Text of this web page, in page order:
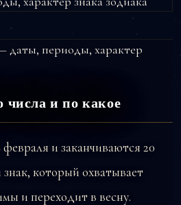
и по какое
и заканчиваются 20
который охватывает
и переходит в весну.